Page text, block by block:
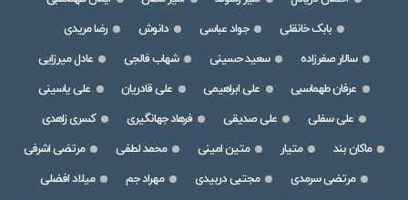
بابک خانقلی
جواد عباسی دانوش
رضا مریدی
سالار صفرزاده
سعید حسینی شهاب فالجی
عادل میرزایی
عرفان طهماسبی
علی ابراهیمی علی قادریان
علی یاسینی
علی سفلی
علی صدیقی فرهاد جهانگیری
کسری زاهدی
ماکان بند
متیار متین امینی محمد لطفی
مرتضی اشرفی
مرتضی سرمدی
مجتبی دربیدی مهراد جم
میلاد افضلی